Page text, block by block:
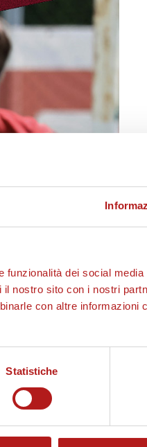
dei social
nostro sito con i nostri
con altre informazioni
Statistiche